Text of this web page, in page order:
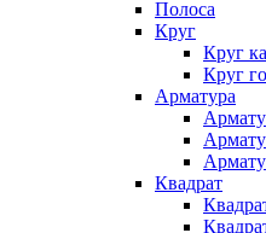
Полоса
Круг
Круг
Круг
Арматура
Квадрат